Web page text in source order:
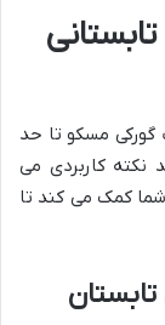
گورکی مسکو تا حد
کاربردی می
کمک می کند تا
تابستان